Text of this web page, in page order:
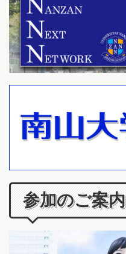
参加のご案内